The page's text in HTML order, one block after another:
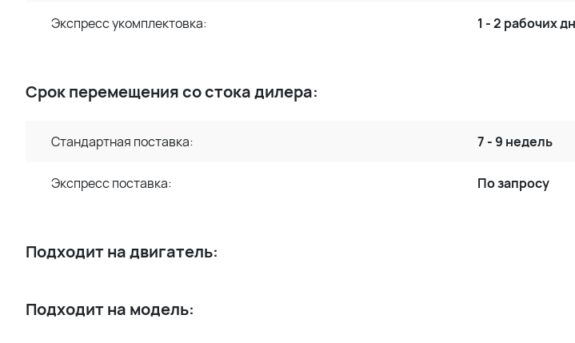
Экспресс укомплектовка: 1 - 2 рабочих
Срок перемещения со стока дилера:
Стандартная поставка: 7 - 9 недель
Экспресс поставка: По запросу
Подходит на двигатель:
Подходит на модель: